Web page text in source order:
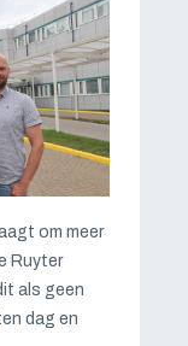
om meer
Ruyter
als geen
dag en